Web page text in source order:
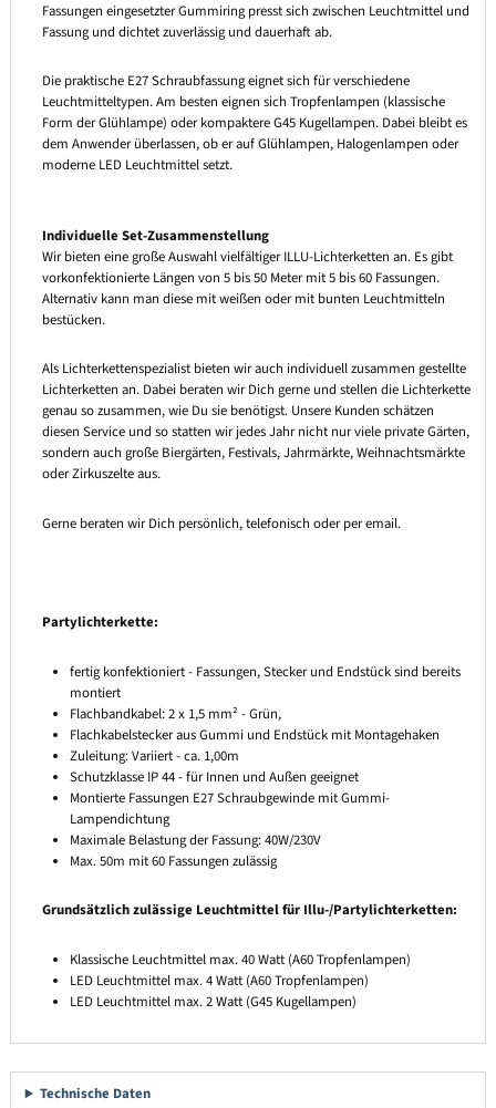
Fassungen eingesetzter Gummiring presst sich zwischen Leuchtmittel und
Fassung und dichtet zuverlässig und dauerhaft ab.
Die praktische E27 Schraubfassung eignet sich für verschiedene
Leuchtmitteltypen. Am besten eignen sich Tropfenlampen (klassische
Form der Glühlampe) oder kompaktere G45 Kugellampen. Dabei bleibt es
dem Anwender überlassen, ob er auf Glühlampen, Halogenlampen oder
moderne LED Leuchtmittel setzt.
Individuelle Set-Zusammenstellung
Wir bieten eine große Auswahl vielfältiger ILLU-Lichterketten an. Es gibt
vorkonfektionierte Längen von 5 bis 50 Meter mit 5 bis 60 Fassungen.
Alternativ kann man diese mit weißen oder mit bunten Leuchtmitteln
bestücken.
Als Lichterkettenspezialist bieten wir auch individuell zusammen gestellte
Lichterketten an. Dabei beraten wir Dich gerne und stellen die Lichterkette
genau so zusammen, wie Du sie benötigst. Unsere Kunden schätzen
diesen Service und so statten wir jedes Jahr nicht nur viele private Gärten,
sondern auch große Biergärten, Festivals, Jahrmärkte, Weihnachtsmärkte
oder Zirkuszelte aus.
Gerne beraten wir Dich persönlich, telefonisch oder per email.
Partylichterkette:
fertig konfektioniert - Fassungen, Stecker und Endstück sind bereits
montiert
Flachbandkabel: 2 x 1,5 mm² - Grün,
Flachkabelstecker aus Gummi und Endstück mit Montagehaken
Zuleitung: Variiert - ca. 1,00m
Schutzklasse IP 44 - für Innen und Außen geeignet
Montierte Fassungen E27 Schraubgewinde mit Gummi-
Lampendichtung
Maximale Belastung der Fassung: 40W/230V
Max. 50m mit 60 Fassungen zulässig
Grundsätzlich zulässige Leuchtmittel für Illu-/Partylichterketten:
Klassische Leuchtmittel max. 40 Watt (A60 Tropfenlampen)
LED Leuchtmittel max. 4 Watt (A60 Tropfenlampen)
LED Leuchtmittel max. 2 Watt (G45 Kugellampen)
Technische Daten